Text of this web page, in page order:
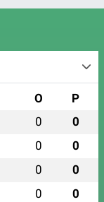
O P
0 0
0 0
0 0
0 0